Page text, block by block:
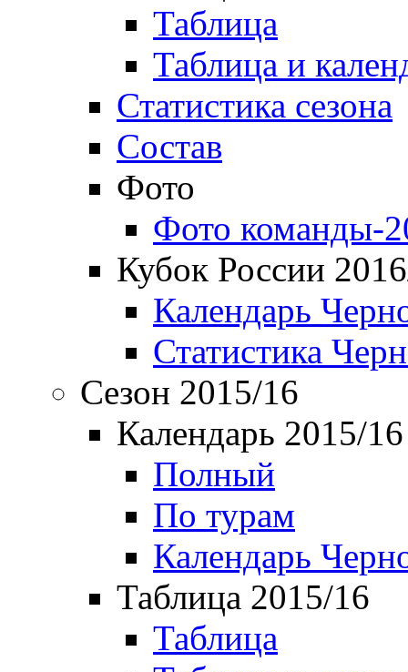
Таблица
Таблица и
Статистика сезона
Состав
Фото
Фото команды-
Кубок России
Календарь
Статистика
Сезон 2015/16
Календарь 2015/16
Полный
По турам
Календарь
Таблица 2015/16
Таблица